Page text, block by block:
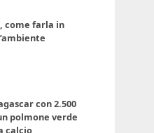
come farla in
con 2.500
polmone verde
calcio